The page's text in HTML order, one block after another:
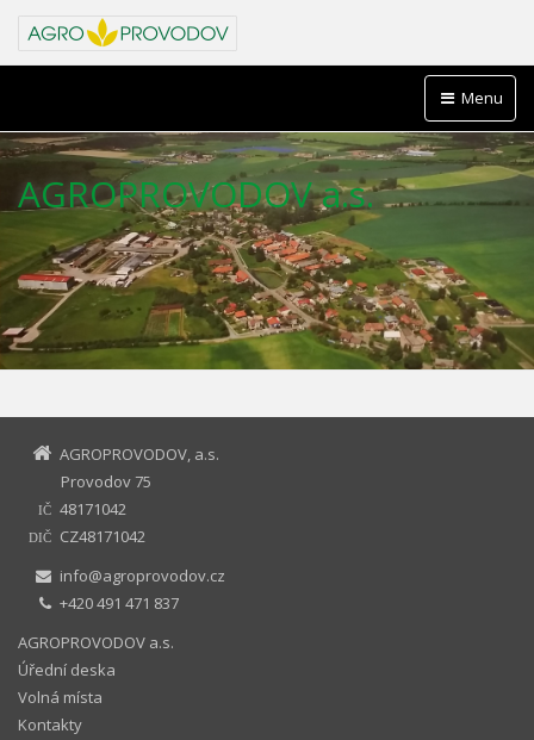
Menu
AGROPROVODOV a.s.
AGROPROVODOV, a.s.
Provodov 75
IČ 48171042
DIČ
CZ48171042
info@agroprovodov.cz
+420 491 471 837
AGROPROVODOV a.s.
Úřední deska
Volná místa
Kontakty